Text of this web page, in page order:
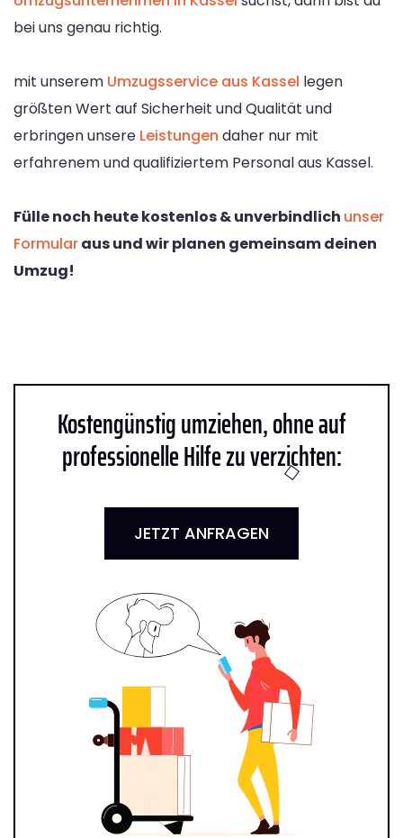
bei uns genau richtig.
mit unserem Umzugsservice aus Kassel legen
größten Wert auf Sicherheit und Qualität und
erbringen unsere Leistungen daher nur mit
erfahrenem und qualifiziertem Personal aus Kassel.
Fülle noch heute kostenlos & unverbindlich unser
Formularaus und wir planen gemeinsam deinen
Umzug!
Kostengünstig umziehen, ohne auf
professionelle Hilfe zu verzichten:
JETZT ANFRAGEN